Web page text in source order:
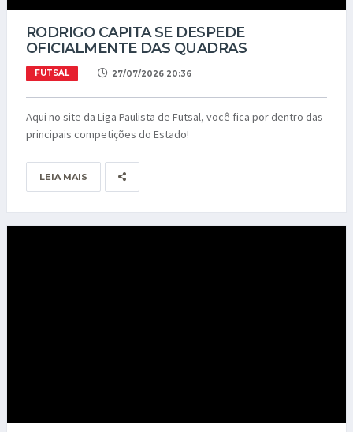
RODRIGO CAPITA SE DESPEDE
OFICIALMENTE DAS QUADRAS
FUTSAL 27/07/2026 20:36
Aqui no site da Liga Paulista de Futsal, você fica por dentro das
principais competições do Estado!
LEIA MAIS